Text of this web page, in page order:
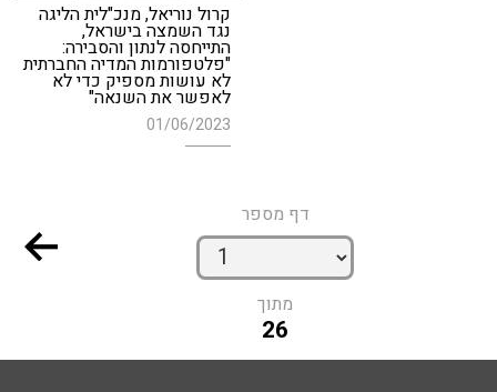
קרול נוריאל, מנכ"לית הליגה
נגד השמצה בישראל,
התייחסה לנתון והסבירה:
"פלטפורמות המדיה החברתית
לא עושות מספיק כדי לא
לאפשר את השנאה"
01/06/2023
דף מספר
מתוך
26